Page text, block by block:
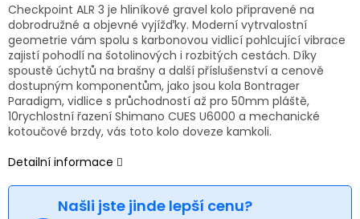
Checkpoint ALR 3 je hliníkové gravel kolo připravené na
dobrodružné a objevné vyjížďky. Moderní vytrvalostní
geometrie vám spolu s karbonovou vidlicí pohlcující vibrace
zajistí pohodlí na šotolinových i rozbitých cestách. Díky
spoustě úchytů na brašny a další příslušenství a cenově
dostupným komponentům, jako jsou kola Bontrager
Paradigm, vidlice s průchodností až pro 50mm pláště,
10rychlostní řazení Shimano CUES U6000 a mechanické
kotoučové brzdy, vás toto kolo doveze kamkoli.
Detailní informace
Našli jste jinde lepší cenu?